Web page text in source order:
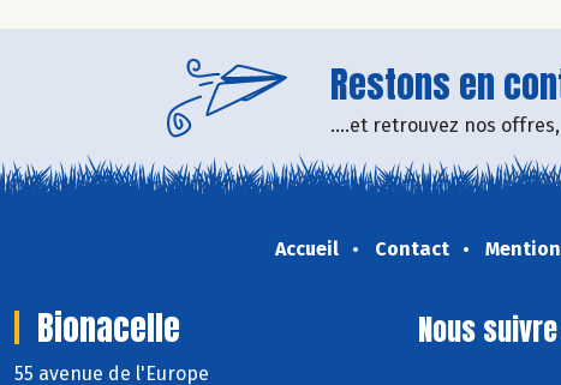
Restons en
....et retrouvez nos
Accueil Contact
Bionacelle
55 avenue de l'Europe
Nous